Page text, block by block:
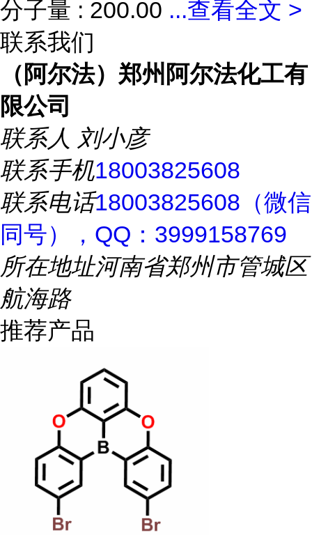
分子量 : 200.00 ...查看全文 >
联系我们
（阿尔法）郑州阿尔法化工有
限公司
联系人 刘小彦
联系手机18003825608
联系电话18003825608（微信
同号），QQ：3999158769
所在地址河南省郑州市管城区
航海路
推荐产品